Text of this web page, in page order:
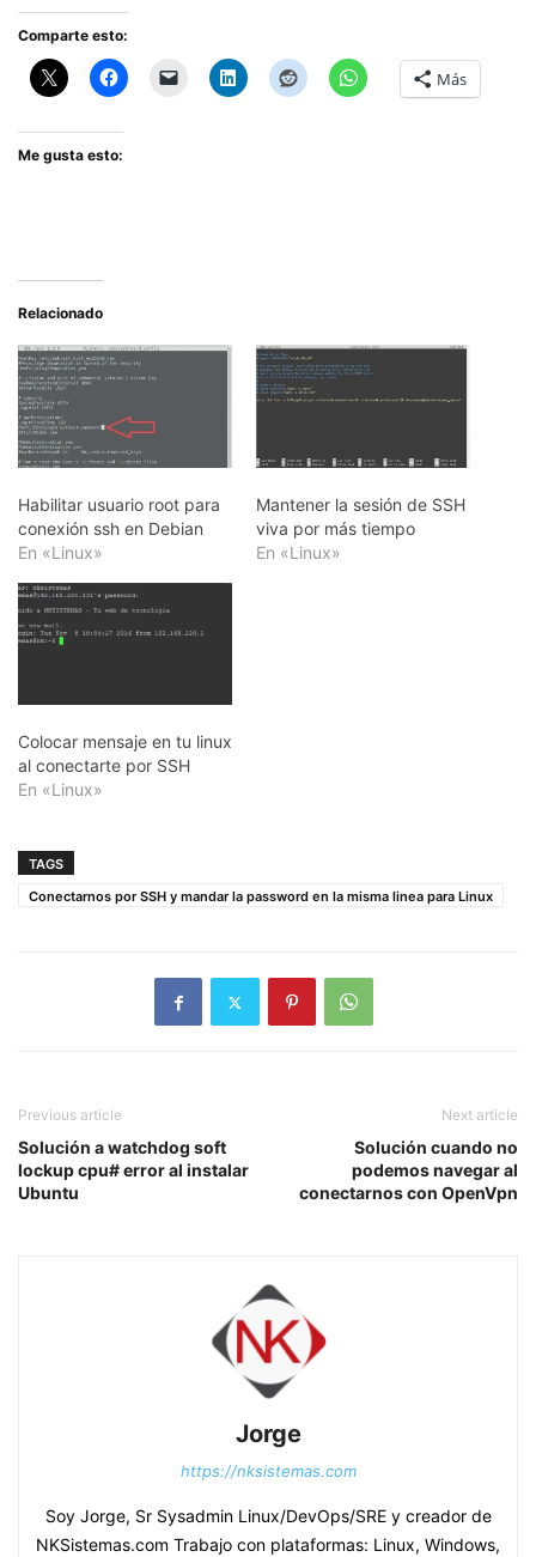
Comparte esto:
Más
Me gusta esto:
Relacionado
Habilitar usuario root para
conexión ssh en Debian
En «Linux»
Mantener la sesión de SSH
viva por más tiempo
En «Linux»
Colocar mensaje en tu linux
al conectarte por SSH
En «Linux»
TAGS
Conectarnos por SSH y mandar la password en la misma linea para Linux
Previous article
Solución a watchdog soft
lockup cpu# error al instalar
Ubuntu
Next article
Solución cuando no
podemos navegar al
conectarnos con OpenVpn
Jorge
https://nksistemas.com
Soy Jorge, Sr Sysadmin Linux/DevOps/SRE y creador de
NKSistemas.com Trabajo con plataformas: Linux, Windows,